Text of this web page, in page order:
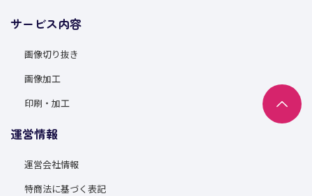
サービス内容
画像切り抜き
画像加工
印刷・加工
運営情報
運営会社情報
特商法に基づく表記